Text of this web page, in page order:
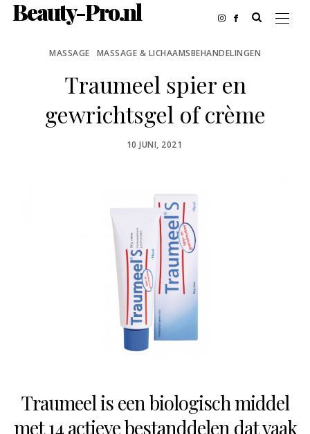
Beauty-Pro.nl
MASSAGE MASSAGE & LICHAAMSBEHANDELINGEN
Traumeel spier en
gewrichtsgel of crème
POSTED
10 JUNI, 2021
Traumeel is een biologisch middel
met 14 actieve bestanddelen dat vaak